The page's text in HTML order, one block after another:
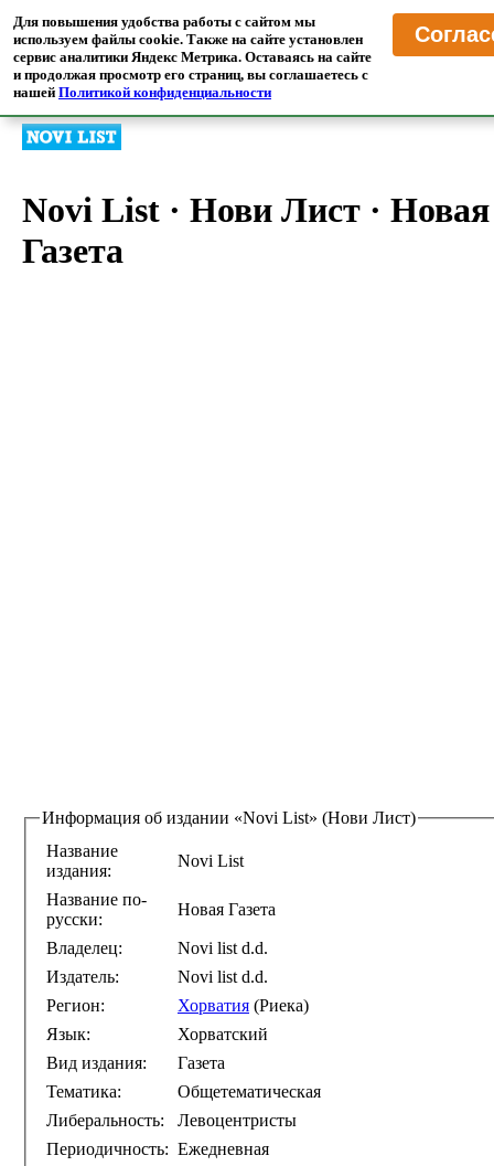
MrTranslate·Пресса
Читайте иностранные СМИ в переводе на русском языке
Главная/Переводчик Прессы/Хорватия
Novi List · Нови Лист · Новая
Газета
Информация об издании «Novi List» (Нови Лист)
Название
издания:
Novi List
Название по-
русски:
Новая Газета
Владелец:
Novi list d.d.
Издатель:
Novi list d.d.
Регион:
Хорватия (Риека)
Язык:
Хорватский
Вид издания:
Газета
Тематика:
Общетематическая
Либеральность:
Левоцентристы
Периодичность: Ежедневная
Для повышения удобства работы с сайтом мы
используем файлы cookie. Также на сайте установлен
сервис аналитики Яндекс Метрика. Оставаясь на сайте
и продолжая просмотр его страниц, вы соглашаетесь с
нашей Политикой конфиденциальности